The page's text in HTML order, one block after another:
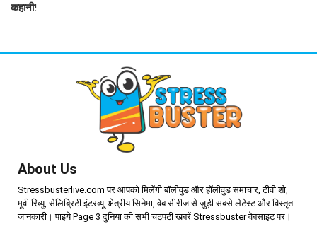
कहानी!
About Us
Stressbusterlive.com पर आपको मिलेंगी बॉलीवुड और हॉलीवुड समाचार, टीवी शो,
मूवी रिव्यु, सेलिब्रिटी इंटरव्यू, क्षेत्रीय सिनेमा, वेब सीरीज से जुड़ी सबसे लेटेस्ट और विस्तृत
जानकारी। पाइये Page 3 दुनिया की सभी चटपटी खबरें Stressbuster वेबसाइट पर।